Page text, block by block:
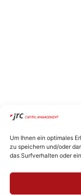
Um Ihnen ein optimales
zu speichern und/oder
das Surfverhalten oder